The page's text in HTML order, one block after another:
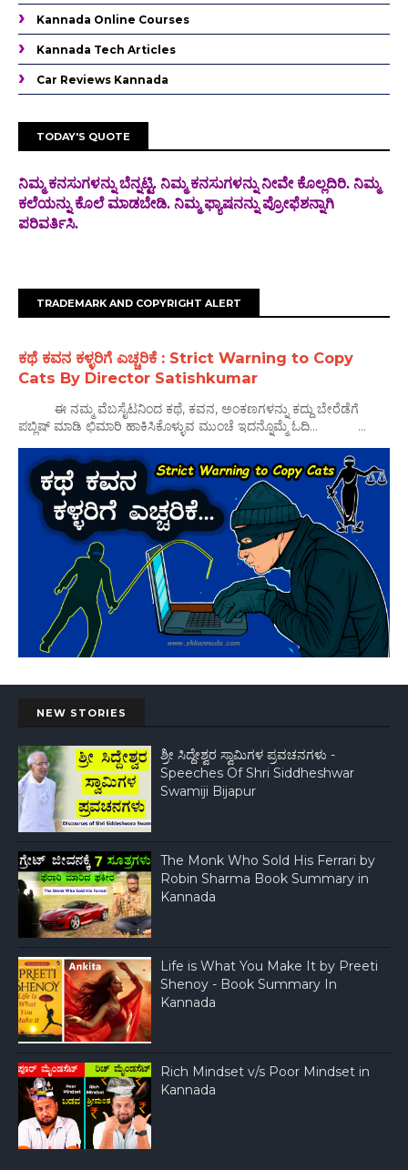
Kannada Online Courses
Kannada Tech Articles
Car Reviews Kannada
TODAY'S QUOTE
ನಿಮ್ಮ ಕನಸುಗಳನ್ನು ಬೆನ್ನಟ್ಟಿ. ನಿಮ್ಮ ಕನಸುಗಳನ್ನು ನೀವೇ ಕೊಲ್ಲದಿರಿ. ನಿಮ್ಮ
ಕಲೆಯನ್ನು ಕೊಲೆ ಮಾಡಬೇಡಿ. ನಿಮ್ಮ ಫ್ಯಾಷನನ್ನು ಪ್ರೋಫೆಶನ್ನಾಗಿ
ಪರಿವರ್ತಿಸಿ.
TRADEMARK AND COPYRIGHT ALERT
ಕಥೆ ಕವನ ಕಳ್ಳರಿಗೆ ಎಚ್ಚರಿಕೆ : Strict Warning to Copy
Cats By Director Satishkumar
ಈ ನಮ್ಮ ವೆಬಸೈಟನಿಂದ ಕಥೆ, ಕವನ, ಅಂಕಣಗಳನ್ನು ಕದ್ದು ಬೇರೆಡೆಗೆ
ಪಬ್ಲಿಷ್ ಮಾಡಿ ಛಿಮಾರಿ ಹಾಕಿಸಿಕೊಳ್ಳುವ ಮುಂಚೆ ಇದನ್ನೊಮ್ಮೆ ಓದಿ... ...
NEW STORIES
ಶ್ರೀ ಸಿದ್ದೇಶ್ವರ ಸ್ವಾಮಿಗಳ ಪ್ರವಚನಗಳು -
Speeches Of Shri Siddheshwar
Swamiji Bijapur
The Monk Who Sold His Ferrari by
Robin Sharma Book Summary in
Kannada
Life is What You Make It by Preeti
Shenoy - Book Summary In
Kannada
Rich Mindset v/s Poor Mindset in
Kannada